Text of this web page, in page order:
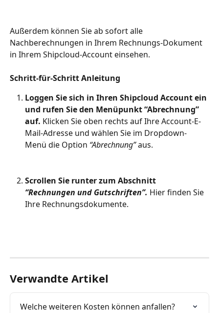
Außerdem können Sie ab sofort alle
Nachberechnungen in Ihrem Rechnungs-Dokument
in Ihrem Shipcloud-Account einsehen.
Schritt-für-Schritt Anleitung
Loggen Sie sich in Ihren Shipcloud Account ein
und rufen Sie den Menüpunkt “Abrechnung”
auf. Klicken Sie oben rechts auf Ihre Account-E-
Mail-Adresse und wählen Sie im Dropdown-
Menü die Option “Abrechnung” aus.
Scrollen Sie runter zum Abschnitt
“Rechnungen und Gutschriften”. Hier finden Sie
Ihre Rechnungsdokumente.
Verwandte Artikel
Welche weiteren Kosten können anfallen?